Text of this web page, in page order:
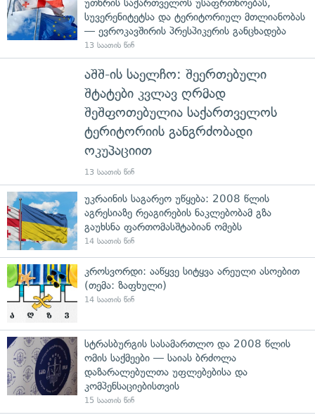
უთხრის საქართველოს უსაფრთხოებას,
სუვერენიტეტსა და ტერიტორიულ მთლიანობას
— ევროკავშირის პრესპიკერის განცხადება
13 საათის წინ
აშშ-ის საელჩო: შეერთებული
შტატები კვლავ ღრმად
შეშფოთებულია საქართველოს
ტერიტორიის განგრძობადი
ოკუპაციით
13 საათის წინ
უკრაინის საგარეო უწყება: 2008 წლის
აგრესიაზე რეაგირების ნაკლებობამ გზა
გაუხსნა ფართომასშტაბიან ომებს
14 საათის წინ
კროსვორდი: ააწყვე სიტყვა არეული ასოებით
(თემა: ზაფხული)
14 საათის წინ
სტრასბურგის სასამართლო და 2008 წლის
ომის საქმეები — საიას ბრძოლა
დაზარალებულთა უფლებებისა და
კომპენსაციებისთვის
15 საათის წინ